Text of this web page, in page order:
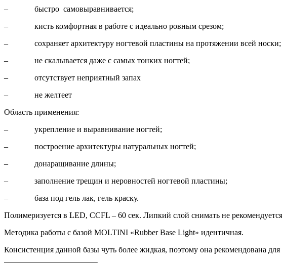
– быстро самовыравнивается;
– кисть комфортная в работе с идеально ровным срезом;
– сохраняет архитектуру ногтевой пластины на протяжении всей носки;
– не скалывается даже с самых тонких ногтей;
– отсутствует неприятный запах
– не желтеет
Область применения:
– укрепление и выравнивание ногтей;
– построение архитектуры натуральных ногтей;
– донаращивание длины;
– заполнение трещин и неровностей ногтевой пластины;
– база под гель лак, гель краску.
Полимеризуется в LED, CCFL – 60 сек. Липкий слой снимать не
Методика работы с базой MOLTINI «Rubber Base Light» идентичная.
Консистенция данной базы чуть более жидкая, поэтому она рекомендована